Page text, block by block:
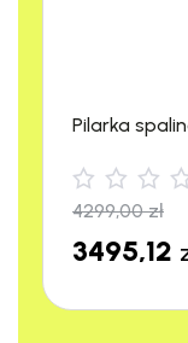
Pilarka
4299,00zł
3495,12